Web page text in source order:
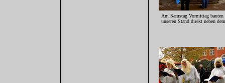
Am Samstag Vormittag bauten
unseren Stand direkt neben